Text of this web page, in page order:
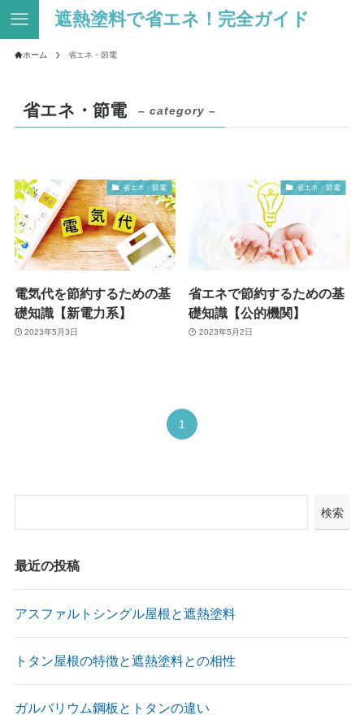
遮熱塗料で省エネ！完全ガイド
ホーム 省エネ・節電
省エネ・節電 – category –
省エネ・節電
電気代を節約するための基
礎知識【新電力系】
2023年5月3日
省エネ・節電
省エネで節約するための基
礎知識【公的機関】
2023年5月2日
1
検索
最近の投稿
アスファルトシングル屋根と遮熱塗料
トタン屋根の特徴と遮熱塗料との相性
ガルバリウム鋼板とトタンの違い